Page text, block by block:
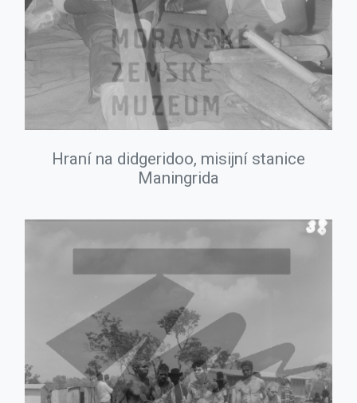
Hraní na didgeridoo, misijní stanice
Maningrida